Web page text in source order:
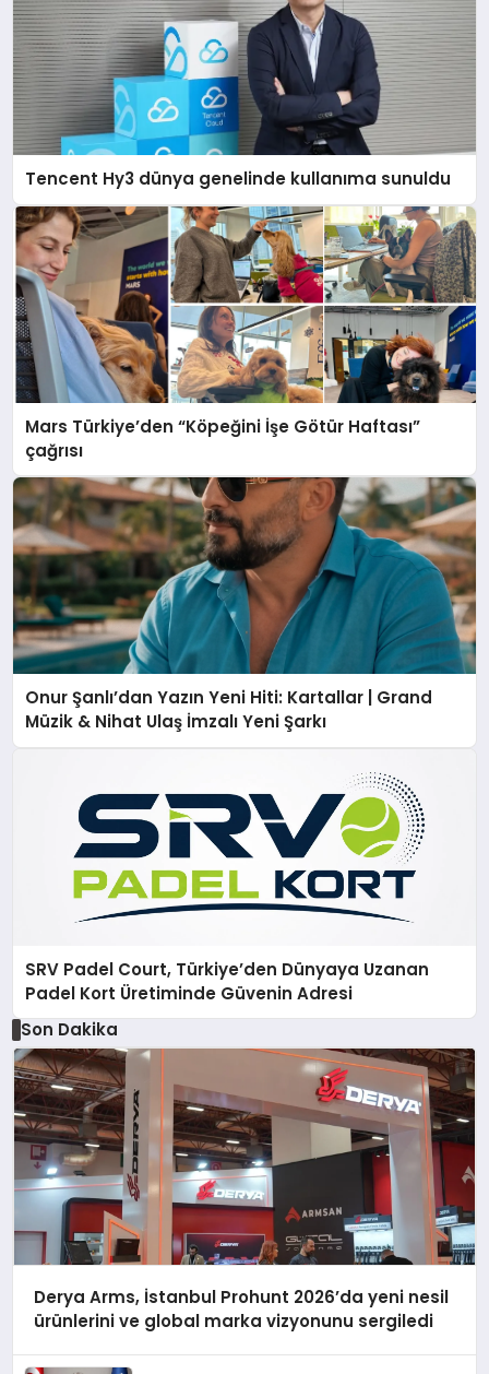
Tencent Hy3 dünya genelinde kullanıma sunuldu
Mars Türkiye’den “Köpeğini İşe Götür Haftası”
çağrısı
Onur Şanlı’dan Yazın Yeni Hiti: Kartallar | Grand
Müzik & Nihat Ulaş İmzalı Yeni Şarkı
SRV Padel Court, Türkiye’den Dünyaya Uzanan
Padel Kort Üretiminde Güvenin Adresi
Son Dakika
Derya Arms, İstanbul Prohunt 2026’da yeni nesil
ürünlerini ve global marka vizyonunu sergiledi